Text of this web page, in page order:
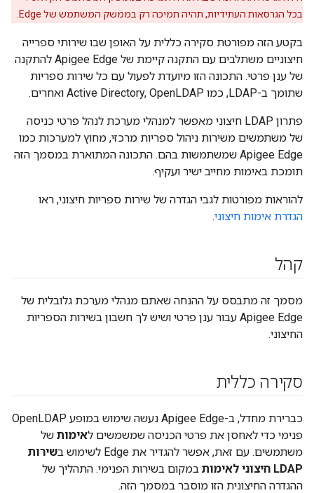
בכל הגרסאות העתידיות, תהיה תמיכה רק בממשק המשתמש של Edge.
בקטע הזה מפורטת סקירה כללית על האופן שבו שירותי ספרייה
חיצוניים משתלבים עם התקנה קיימת של Apigee Edge להתקנה
של ענן פרטי. התכונה הזו מיועדת לפעול עם כל שירות ספריות
שתומך ב-LDAP, כמו Active Directory, OpenLDAP ואחרים.
פתרון LDAP חיצוני מאפשר למנהלי מערכת לנהל פרטי כניסה
של משתמשים משירות ניהול ספריות מרכזי, מחוץ למערכות כמו
Apigee Edge שמשתמשות בהם. התכונה המתוארת במסמך הזה
תומכת באימות מחייב ישיר ועקיף.
להוראות מפורטות לגבי הגדרה של שירות ספריות חיצוני, ראו
הגדרת אימות חיצוני.
קהל
מסמך זה מתבסס על ההנחה שאתם מנהלי מערכת גלובלית של
Apigee Edge עבור ענן פרטי ושיש לך חשבון בשירות הספריות
החיצוני.
סקירה כללית
כברירת מחדל, ב-Apigee Edge נעשה שימוש במופע OpenLDAP
פנימי כדי לאחסן את פרטי הכניסה שמשמשים לאימות של
משתמשים. עם זאת, אפשר להגדיר את Edge לשימוש ב
שירות
LDAP חיצוני לאימות
במקום בשירות הפנימי. התהליך של
ההגדרה החיצונית הזו מוסבר במסמך הזה.